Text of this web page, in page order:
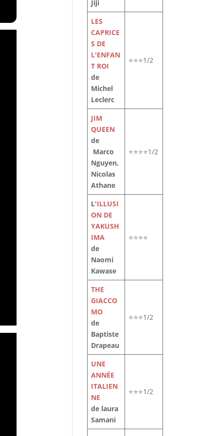
Jiji
LES
CAPRICE
S DE
L'ENFAN
T ROI
de
Michel
Leclerc
⭐⭐⭐1/2
JIM
QUEEN
de
Marco
Nguyen,
Nicolas
Athane
⭐⭐⭐⭐1/2
L'ILLUSI
ON DE
YAKUSH
IMA
de
Naomi
Kawase
⭐⭐⭐⭐
THE
GIACCO
MO
de
Baptiste
Drapeau
⭐⭐⭐1/2
UNE
ANNÉE
ITALIEN
NE
de laura
Samani
⭐⭐⭐1/2